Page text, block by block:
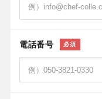
電話番号 必須